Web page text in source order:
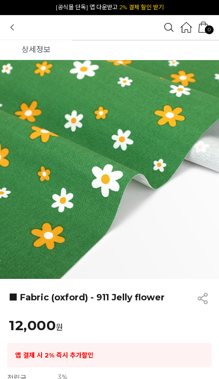
[공식몰 단독] 앱 다운받고 2% 결제 할인 받기
0
상세정보
■ Fabric (oxford) - 911 Jelly flower
12,000원
앱 결제 시 2% 즉시 추가할인
3%